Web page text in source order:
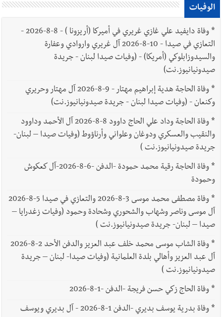
الوفيات
*
وفاة دايفيد علي غازي غريري في أميركا (أريزونا ) - 8-8-2026 -
التعازي في صيدا - 10-8-2026 آل غريري واروادي وعفارة
والسيدوزابلوكي (أمريكا) - (وفيات صيدا لبنان - جريدة
صيدونيانيوز.نت)
*
وفاة الحاجة هدية إبراهيم مهتار - 9-8-2026 آل مهتار وحريري
وكنعان - (وفيات صيدا لبنان - جريدة صيدونيانيوز.نت)
*
وفاة الحاجة وداد علي الحاج داوود 8-8-2026 آل الأحمد وداوود
والنقيب والعسكري ودوغان وعلواني وأرناؤوط (وفيات صيدا – لبنان-
جريدة صيدونيانيوز.نت )
*
وفاة الحاجة رقية محمد حمودة -الدفن -6-8-2026-آل كعكوش
وحمودة
*
وفاة مصطفى محمد موسى 3-8-2026 والتعازي في صيدا 5-8-2026
آل موسى وناصر وشهاب والشحوري وشحادة وحمود (وفيات زغدرايا –
صيدا – لبنان- جريدة صيدونيانيوز.نت )
*
وفاة الشاب موسى محمد خلف عبد العزيز والدفن الأحد 2-8-2026
آل عبد العزيز وأهالي بلدة العلمانية (وفيات صيدا- لبنان – جريدة
صيدونيانيوز.نت )
*وفاة الحاج زكي حسن فريجة -الدفن -1-8-2026
*
وفاة بدرية يوسف بديري -الدفن 1-8-2026 - آل بديري ويوسف